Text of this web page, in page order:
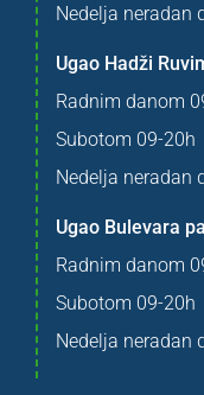
Nedelja neradan
Ugao Hadži
Radnim danom
Subotom 09-20h
Nedelja neradan
Ugao Bulevara
Radnim danom
Subotom 09-20h
Nedelja neradan